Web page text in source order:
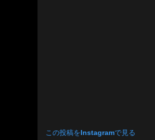
この投稿をInstagramで見る